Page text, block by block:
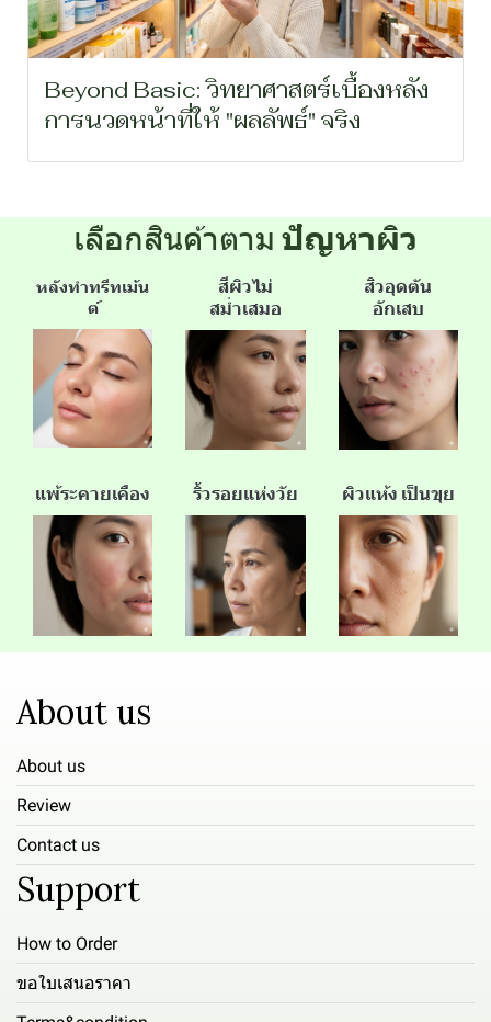
Beyond Basic: วิทยาศาสตร์เบื้องหลัง
การนวดหน้าที่ให้ "ผลลัพธ์" จริง
เลือกสินค้าตาม ปัญหาผิว
หลังทำทรีทเม้น
ต์
สีผิวไม่
สม่ำเสมอ
สิวอุดตัน
อักเสบ
แพ้ระคายเคือง ริ้วรอยแห่งวัย ผิวแห้ง เป็นขุย
About us
About us
Review
Contact us
Support
How to Order
ขอใบเสนอราคา